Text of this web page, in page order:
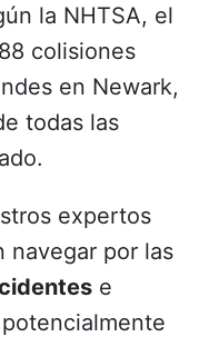
la NHTSA, el
colisiones
en Newark,
todas las
expertos
navegar por las
e